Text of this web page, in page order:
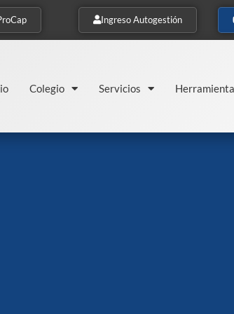
Ingreso Autogestión
Colegio Servicios